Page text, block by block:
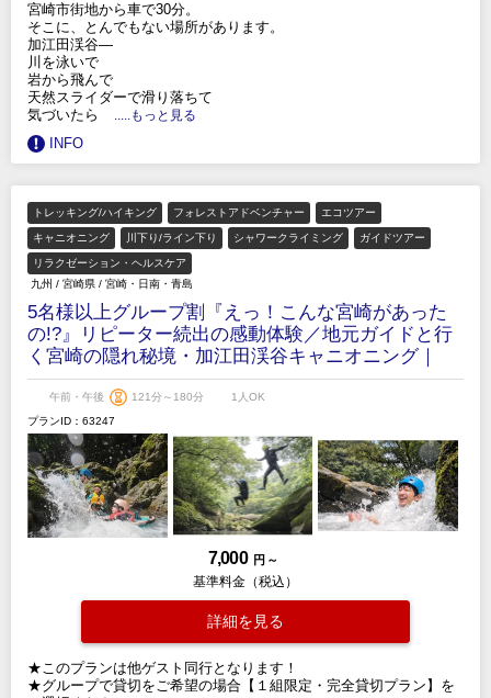
宮崎市街地から車で30分。
そこに、とんでもない場所があります。
加江田渓谷—
川を泳いで
岩から飛んで
天然スライダーで滑り落ちて
気づいたら
.....もっと見る
INFO
トレッキング/ハイキング フォレストアドベンチャー エコツアー
キャニオニング 川下り/ライン下り シャワークライミング ガイドツアー
リラクゼーション・ヘルスケア
九州 / 宮崎県 / 宮崎・日南・青島
5名様以上グループ割『えっ！こんな宮崎があった
の!?』リピーター続出の感動体験／地元ガイドと行
く宮崎の隠れ秘境・加江田渓谷キャニオニング｜
午前・午後 121分～180分
1人OK
プランID：63247
7,000 円 ～
基準料金（税込）
詳細を見る
★このプランは他ゲスト同行となります！
★グループで貸切をご希望の場合【１組限定・完全貸切プラン】を